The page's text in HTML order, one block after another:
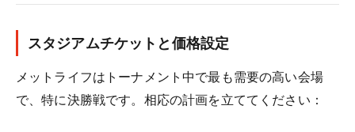
スタジアムチケットと価格設定
メットライフはトーナメント中で最も需要の高い会場
で、特に決勝戦です。相応の計画を立ててください：